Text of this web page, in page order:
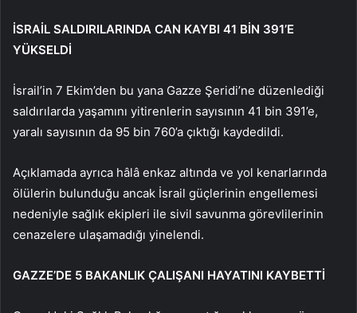
İSRAİL SALDIRILARINDA CAN KAYBI 41 BİN 391’E
YÜKSELDİ
İsrail’in 7 Ekim’den bu yana Gazze Şeridi’ne düzenlediği
saldırılarda yaşamını yitirenlerin sayısının 41 bin 391’e,
yaralı sayısının da 95 bin 760’a çıktığı kaydedildi.
Açıklamada ayrıca hâlâ enkaz altında ve yol kenarlarında
ölülerin bulunduğu ancak İsrail güçlerinin engellemesi
nedeniyle sağlık ekipleri ile sivil savunma görevlilerinin
cenazelere ulaşamadığı yinelendi.
GAZZE’DE 5 BAKANLIK ÇALIŞANI HAYATINI KAYBETTİ